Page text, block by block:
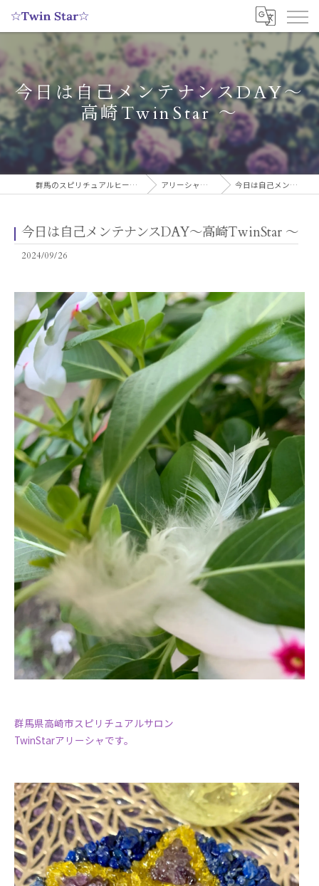
今日は自己メンテナンスDAY〜
高崎TwinStar 〜
群馬のスピリチュアルヒーリングサロンなら実績多数の☆Twin Star☆ アリーシャのスピリチュアルブログ 今日は自己メンテナンスDAY〜高崎TwinStar 〜
今日は自己メンテナンスDAY〜高崎TwinStar 〜
2024/09/26
群馬県高崎市スピリチュアルサロン
TwinStarアリーシャです。